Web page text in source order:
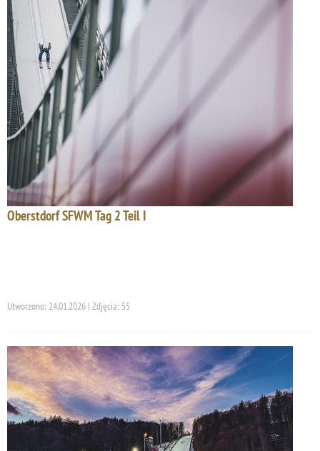
Oberstdorf SFWM Tag 2 Teil I
Utworzono: 24.01.2026 | Zdjęcia: 55